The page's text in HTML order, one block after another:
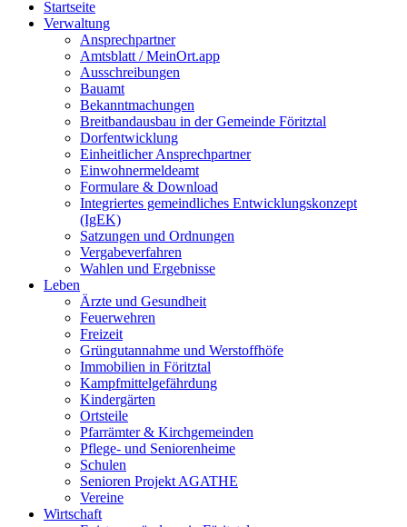
Startseite
Verwaltung
Ansprechpartner
Amtsblatt / MeinOrt.app
Ausschreibungen
Bauamt
Bekanntmachungen
Breitbandausbau in der Gemeinde Föritztal
Dorfentwicklung
Einheitlicher Ansprechpartner
Einwohnermeldeamt
Formulare & Download
Integriertes gemeindliches Entwicklungskonzept
(IgEK)
Satzungen und Ordnungen
Vergabeverfahren
Wahlen und Ergebnisse
Leben
Ärzte und Gesundheit
Feuerwehren
Freizeit
Grüngutannahme und Werstoffhöfe
Immobilien in Föritztal
Kampfmittelgefährdung
Kindergärten
Ortsteile
Pfarrämter & Kirchgemeinden
Pflege- und Seniorenheime
Schulen
Senioren Projekt AGATHE
Vereine
Wirtschaft